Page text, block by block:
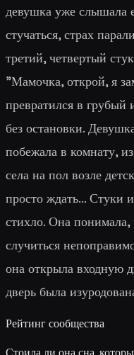
девушка уже слышала
стучаться, страх
третий, четвертый
"Мамочка, открой, я
превратился в
без остановки.
побежала в комнату,
села на пол возле
просто ждать... Стуки
стихло. Она
случиться
она открыла входную
дверь была
Рейтинг сообщества